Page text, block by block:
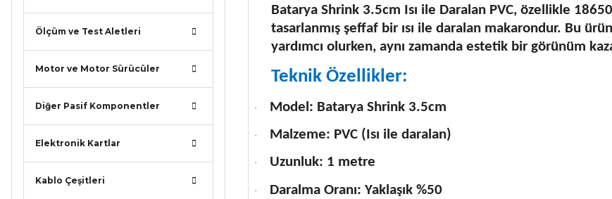
Ölçüm ve Test Aletleri
Motor ve Motor Sürücüler
Diğer Pasif Komponentler
Elektronik Kartlar
Kablo Çeşitleri
Batarya Shrink 3.5cm Isı ile Daralan PVC, özellikle
tasarlanmış şeffaf bir ısı ile daralan makarondur. Bu
yardımcı olurken, aynı zamanda estetik bir görünüm
Teknik Özellikler:
· Model: Batarya Shrink 3.5cm
· Malzeme: PVC (Isı ile daralan)
· Uzunluk: 1 metre
· Daralma Oranı: Yaklaşık %50